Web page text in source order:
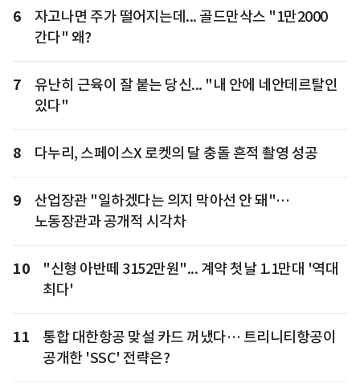
6
자고나면 주가 떨어지는데... 골드만삭스 "1만2000
간다" 왜?
7
유난히 근육이 잘 붙는 당신... "내 안에 네안데르탈인
있다"
8 다누리, 스페이스X 로켓의 달 충돌 흔적 촬영 성공
9
산업장관 "일하겠다는 의지 막아선 안 돼"…
노동장관과 공개적 시각차
10
"신형 아반떼 3152만원"... 계약 첫날 1.1만대 '역대
최다'
11
통합 대한항공 맞설 카드 꺼냈다… 트리니티항공이
공개한 'SSC' 전략은?